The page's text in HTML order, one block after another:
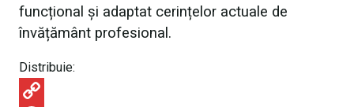
funcțional și adaptat cerințelor actuale de
învățământ profesional.
Distribuie: